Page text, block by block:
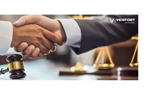
Персональных
Данных?
Риски
Правовые
Решения